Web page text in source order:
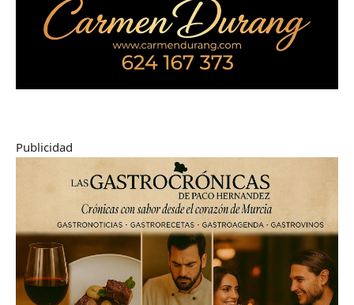
Publicidad